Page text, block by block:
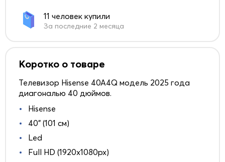
11 человек купили
За последние 2 месяца
Коротко о товаре
Телевизор Hisense 40A4Q модель 2025 года
диагональю 40 дюймов.
Hisense
40" (101 см)
Led
Full HD (1920x1080px)